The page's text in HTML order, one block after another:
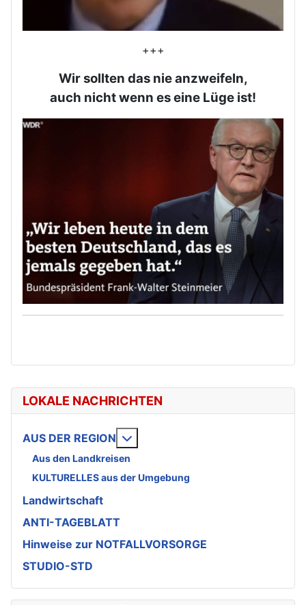
LOKALE NACHRICHTEN
AUS DER REGION
Aus den Landkreisen
KULTURELLES aus der Umgebung
Landwirtschaft
ANTI-TAGEBLATT
Hinweise zur NOTFALLVORSORGE
STUDIO-STD
+++
Wir sollten das nie anzweifeln,
auch nicht wenn es eine Lüge ist!